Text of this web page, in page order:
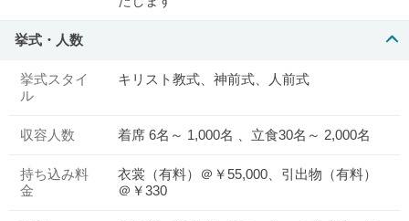
挙式・人数
挙式スタイ
ル
キリスト教式、神前式、人前式
収容人数 着席 6名～ 1,000名 、立食30名～ 2,000名
持ち込み料
金
衣裳（有料）＠￥55,000、引出物（有料）
＠￥330